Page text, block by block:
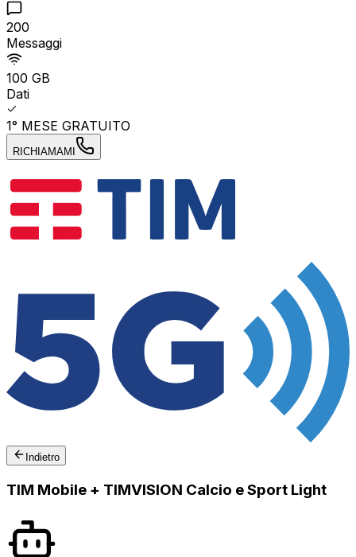
200
Messaggi
100 GB
Dati
1° MESE GRATUITO
RICHIAMAMI
Indietro
TIM Mobile + TIMVISION Calcio e Sport Light